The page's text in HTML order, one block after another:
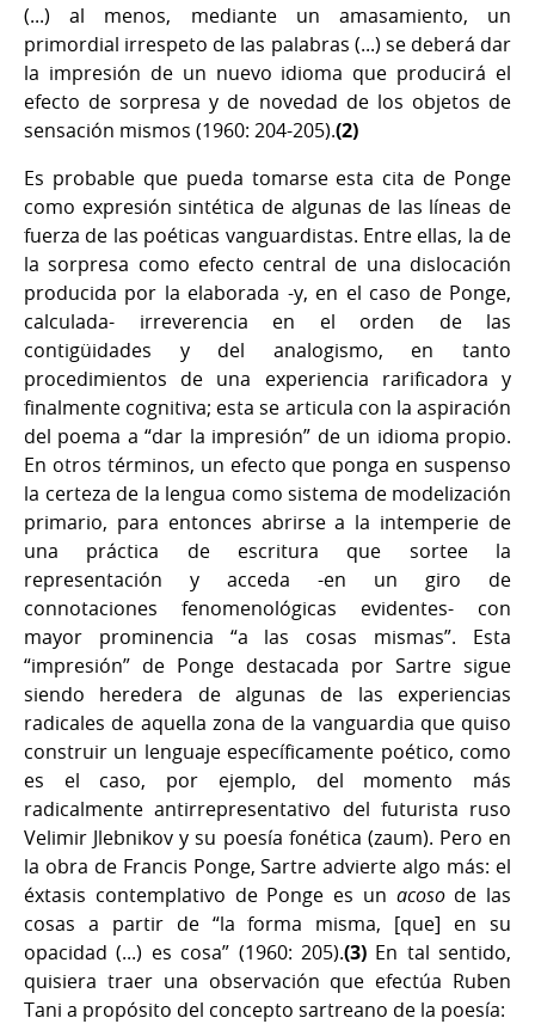
(...) al menos, mediante un amasamiento, un
primordial irrespeto de las palabras (...) se deberá dar
la impresión de un nuevo idioma que producirá el
efecto de sorpresa y de novedad de los objetos de
sensación mismos (1960: 204-205).(2)
Es probable que pueda tomarse esta cita de Ponge
como expresión sintética de algunas de las líneas de
fuerza de las poéticas vanguardistas. Entre ellas, la de
la sorpresa como efecto central de una dislocación
producida por la elaborada -y, en el caso de Ponge,
calculada- irreverencia en el orden de las
contigüidades y del analogismo, en tanto
procedimientos de una experiencia rarificadora y
finalmente cognitiva; esta se articula con la aspiración
del poema a “dar la impresión” de un idioma propio.
En otros términos, un efecto que ponga en suspenso
la certeza de la lengua como sistema de modelización
primario, para entonces abrirse a la intemperie de
una práctica de escritura que sortee la
representación y acceda -en un giro de
connotaciones fenomenológicas evidentes- con
mayor prominencia “a las cosas mismas”. Esta
“impresión” de Ponge destacada por Sartre sigue
siendo heredera de algunas de las experiencias
radicales de aquella zona de la vanguardia que quiso
construir un lenguaje específicamente poético, como
es el caso, por ejemplo, del momento más
radicalmente antirrepresentativo del futurista ruso
Velimir Jlebnikov y su poesía fonética (zaum). Pero en
la obra de Francis Ponge, Sartre advierte algo más: el
éxtasis contemplativo de Ponge es un acoso de las
cosas a partir de “la forma misma, [que] en su
opacidad (...) es cosa” (1960: 205).(3) En tal sentido,
quisiera traer una observación que efectúa Ruben
Tani a propósito del concepto sartreano de la poesía: